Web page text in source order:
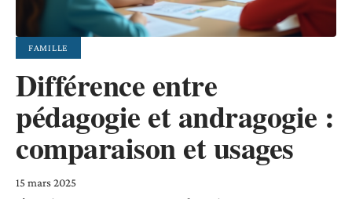
FAMILLE
Différence entre
pédagogie et andragogie :
comparaison et usages
15 mars 2025